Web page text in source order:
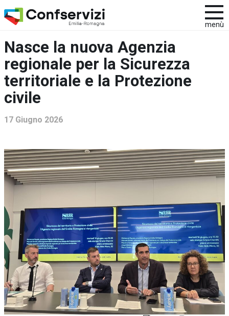
menù
Nasce la nuova Agenzia
regionale per la Sicurezza
territoriale e la Protezione
civile
17 Giugno 2026